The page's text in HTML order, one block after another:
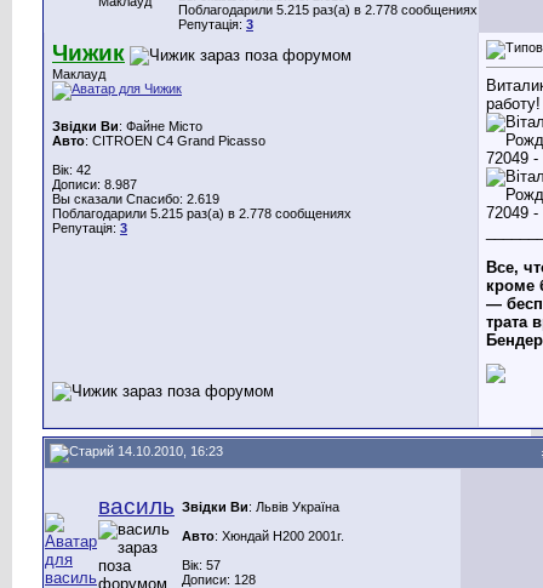
Поблагодарили 5.215 раз(а) в 2.778 сообщениях
Репутація: 3
Чижик
Маклауд
Звідки Ви: Файне Місто
Авто: CITROEN C4 Grand Picasso
Вік: 42
Дописи: 8.987
Вы сказали Спасибо: 2.619
Поблагодарили 5.215 раз(а) в 2.778 сообщениях
Репутація: 3
Все,
кроме
—
трата
14.10.2010, 16:23
василь Звідки Ви: Львів Україна
Авто: Хюндай Н200 2001г.
Вік: 57
Дописи: 128